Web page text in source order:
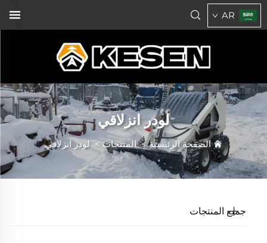
AR
لودر انزلاقي
الصفحة الرئيسية>المنتجات> لودر انزلاقي
جميع المنتجات